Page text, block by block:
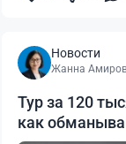
Новости
Жанна
Тур за 120
как